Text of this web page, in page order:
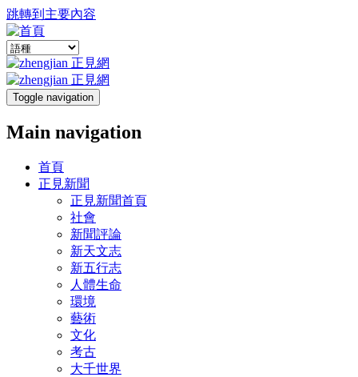
跳轉到主要內容
Toggle navigation
Main navigation
首頁
正見新聞
正見新聞首頁
社會
新聞評論
新天文志
新五行志
人體生命
環境
藝術
文化
考古
大千世界